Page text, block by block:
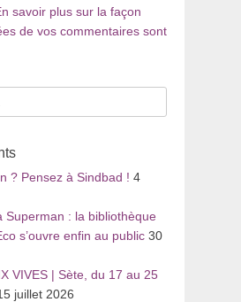
savoir plus sur la façon
de vos commentaires sont
? Pensez à Sindbad ! 4
Superman : la bibliothèque
s’ouvre enfin au public 30
VIVES | Sète, du 17 au 25
juillet 2026